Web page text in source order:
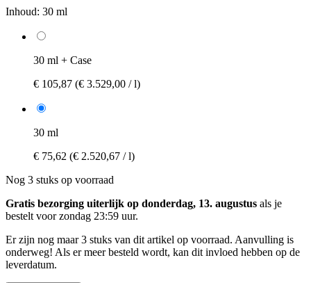
Inhoud: 30 ml
30 ml + Case
€ 105,87 (€ 3.529,00 / l)
30 ml
€ 75,62 (€ 2.520,67 / l)
Nog 3 stuks op voorraad
Gratis bezorging uiterlijk op donderdag, 13. augustus als je
bestelt voorzondag 23:59 uur.
Er zijn nog maar 3 stuks van dit artikel op voorraad. Aanvulling is
onderweg! Als er meer besteld wordt, kan dit invloed hebben op de
leverdatum.